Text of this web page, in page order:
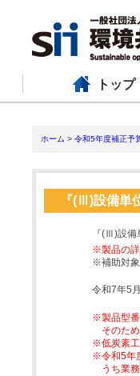
トップ
ホーム > 令和5年度補正予
『(Ⅲ)設備単
『(Ⅲ)設備
※製品の詳
※補助対象
令和7年5
※製品型番
そのた
※低炭素工
※令和5年
うち業